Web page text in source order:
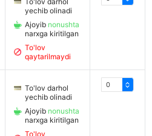
yechib olinadi
Ajoyib nonushta
narxga kiritilgan
To'lov
qaytarilmaydi
To'lov darhol
yechib olinadi
Ajoyib nonushta
narxga kiritilgan
To'lov